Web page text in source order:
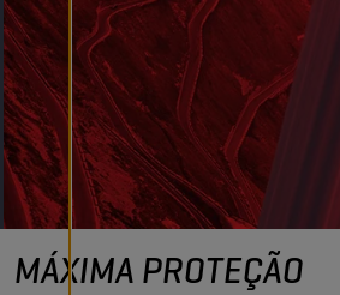
MÁXIMA PROTEÇÃO